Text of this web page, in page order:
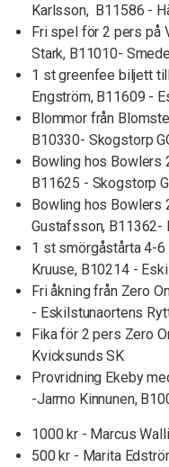
Karlsson, B11586 -
Fri spel för 2 pers på
Stark, B11010-
1 st greenfee biljett
Engström, B11609 -
Blommor från
B10330- Skogstorp
Bowling hos Bowlers
B11625 - Skogstorp
Bowling hos Bowlers
Gustafsson, B11362-
1 st smörgåstårta 4-
Kruuse, B10214 -
Fri åkning från Zero
- Eskilstunaortens
Fika för 2 pers Zero
Kvicksunds SK
Provridning Ekeby
-Jarmo Kinnunen,
1000 kr - Marcus
500 kr - Marita